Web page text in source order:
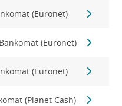
(Euronet)
Bankomat (Euronet)
(Euronet)
(Planet Cash)